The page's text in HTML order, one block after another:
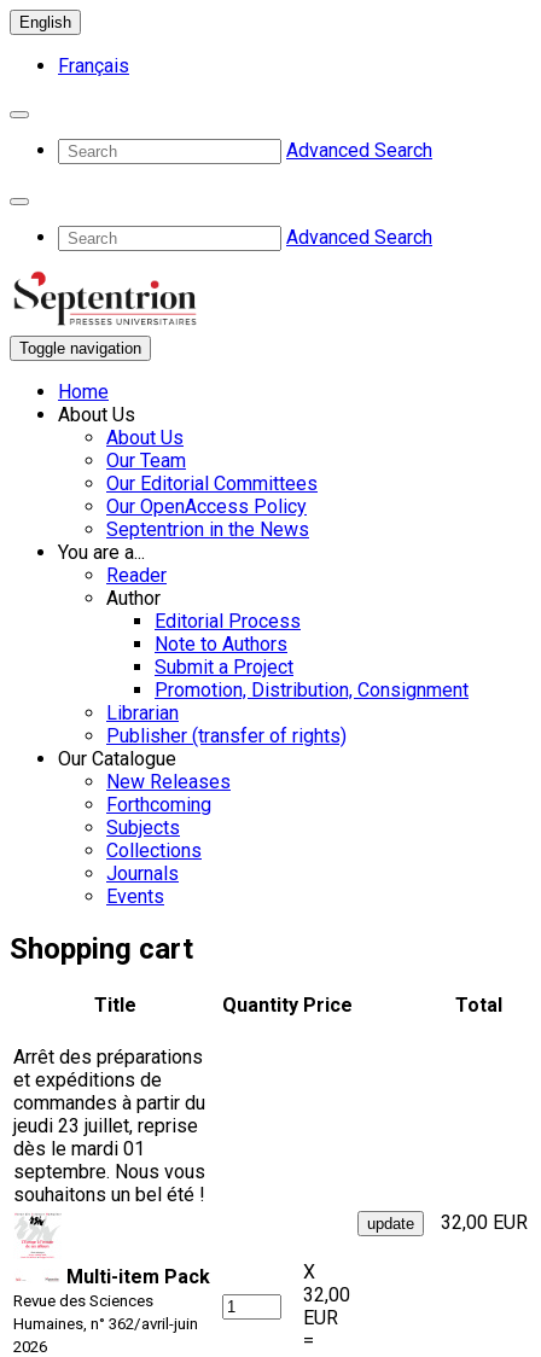
English
Français
Advanced Search
Advanced Search
Toggle navigation
Home
About Us
About Us
Our Team
Our Editorial Committees
Our OpenAccess Policy
Septentrion in the News
You are a...
Reader
Author
Editorial Process
Note to Authors
Submit a Project
Promotion, Distribution, Consignment
Librarian
Publisher (transfer of rights)
Our Catalogue
New Releases
Forthcoming
Subjects
Collections
Journals
Events
Shopping cart
Arrêt des préparations
et expéditions de
commandes à partir du
jeudi 23 juillet, reprise
dès le mardi 01
septembre. Nous vous
souhaitons un bel été !
Title Quantity Price Total
Multi-item Pack
Revue des Sciences
Humaines, n° 362/avril-juin
2026
X
32,00
EUR
=
32,00 EUR